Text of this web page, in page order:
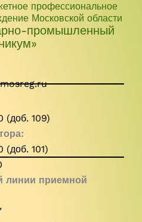
профессиональное
Московской области
промышленный
(доб. 109)
101)
линии приемной